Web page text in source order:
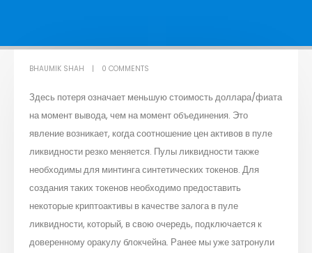
BHAUMIK SHAH 0 COMMENTS
Здесь потеря означает меньшую стоимость доллара/фиата
на момент вывода, чем на момент объединения. Это
явление возникает, когда соотношение цен активов в пуле
ликвидности резко меняется. Пулы ликвидности также
необходимы для минтинга синтетических токенов. Для
создания таких токенов необходимо предоставить
некоторые криптоактивы в качестве залога в пуле
ликвидности, который, в свою очередь, подключается к
доверенному оракулу блокчейна. Ранее мы уже затронули